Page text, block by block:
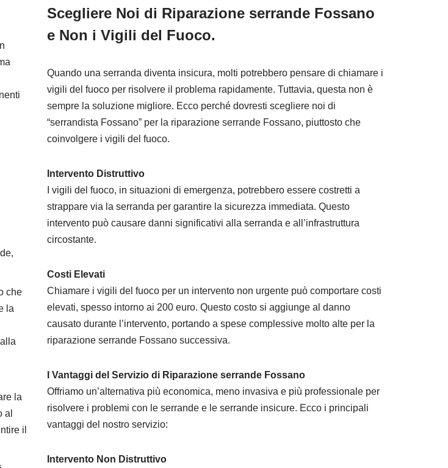
che
la
la
al
il
Scegliere Noi di Riparazione serrande Fossano
e Non i Vigili del Fuoco.
Quando una serranda diventa insicura, molti potrebbero pensare di chiamare i
vigili del fuoco per risolvere il problema rapidamente. Tuttavia, questa non è
sempre la soluzione migliore. Ecco perché dovresti scegliere noi di
“serrandista Fossano” per la riparazione serrande Fossano, piuttosto che
coinvolgere i vigili del fuoco.
Intervento Distruttivo
I vigili del fuoco, in situazioni di emergenza, potrebbero essere costretti a
strappare via la serranda per garantire la sicurezza immediata. Questo
intervento può causare danni significativi alla serranda e all’infrastruttura
circostante.
Costi Elevati
Chiamare i vigili del fuoco per un intervento non urgente può comportare costi
elevati, spesso intorno ai 200 euro. Questo costo si aggiunge al danno
causato durante l’intervento, portando a spese complessive molto alte per la
riparazione serrande Fossano successiva.
I Vantaggi del Servizio di Riparazione serrande Fossano
Offriamo un’alternativa più economica, meno invasiva e più professionale per
risolvere i problemi con le serrande e le serrande insicure. Ecco i principali
vantaggi del nostro servizio:
Intervento Non Distruttivo